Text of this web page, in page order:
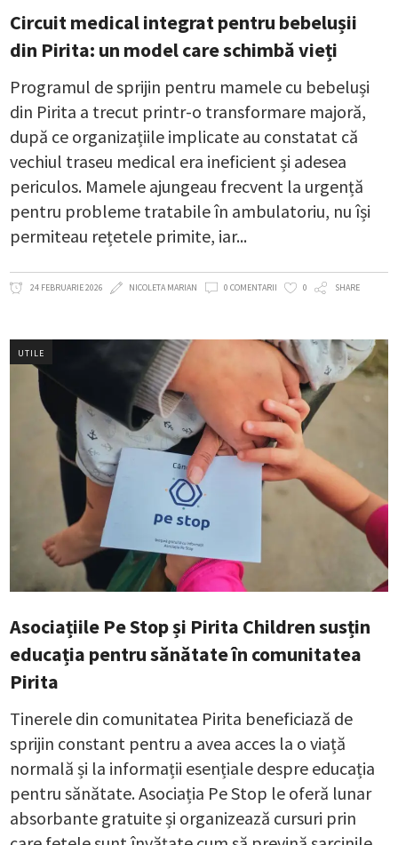
Circuit medical integrat pentru bebelușii
din Pirita: un model care schimbă vieți
Programul de sprijin pentru mamele cu bebeluși
din Pirita a trecut printr-o transformare majoră,
după ce organizațiile implicate au constatat că
vechiul traseu medical era ineficient și adesea
periculos. Mamele ajungeau frecvent la urgență
pentru probleme tratabile în ambulatoriu, nu își
permiteau rețetele primite, iar
24 FEBRUARIE 2026 NICOLETA MARIAN 0 COMENTARII 0 SHARE
UTILE
Asociațiile Pe Stop și Pirita Children susțin
educația pentru sănătate în comunitatea
Pirita
Tinerele din comunitatea Pirita beneficiază de
sprijin constant pentru a avea acces la o viață
normală și la informații esențiale despre educația
pentru sănătate. Asociația Pe Stop le oferă lunar
absorbante gratuite și organizează cursuri prin